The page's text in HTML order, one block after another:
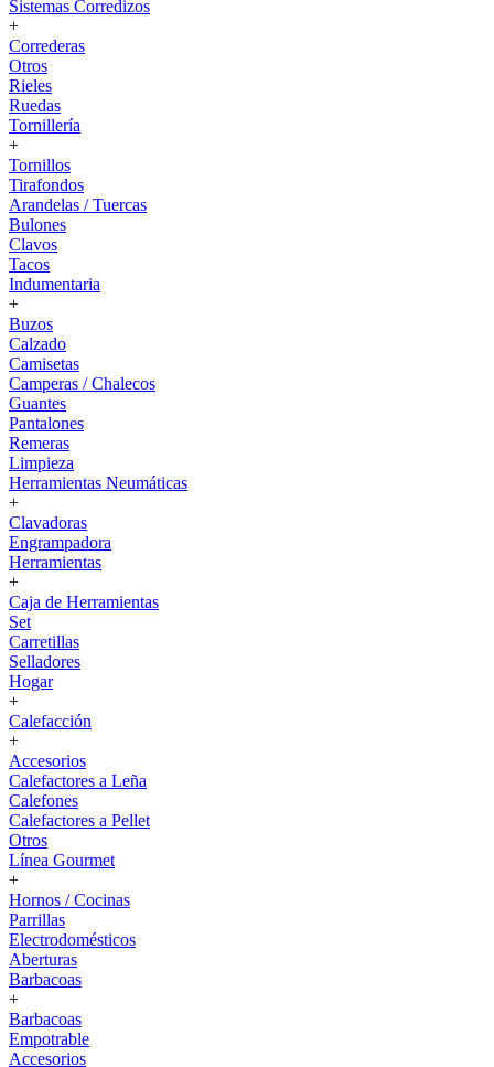
Sistemas Corredizos
+
Correderas
Otros
Rieles
Ruedas
Tornillería
+
Tornillos
Tirafondos
Arandelas / Tuercas
Bulones
Clavos
Tacos
Indumentaria
+
Buzos
Calzado
Camisetas
Camperas / Chalecos
Guantes
Pantalones
Remeras
Limpieza
Herramientas Neumáticas
+
Clavadoras
Engrampadora
Herramientas
+
Caja de Herramientas
Set
Carretillas
Selladores
Hogar
+
Calefacción
+
Accesorios
Calefactores a Leña
Calefones
Calefactores a Pellet
Otros
Línea Gourmet
+
Hornos / Cocinas
Parrillas
Electrodomésticos
Aberturas
Barbacoas
+
Barbacoas
Empotrable
Accesorios